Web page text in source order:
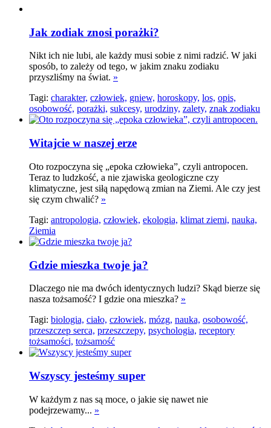
Jak zodiak znosi porażki?
Nikt ich nie lubi, ale każdy musi sobie z nimi radzić. W jaki
sposób, to zależy od tego, w jakim znaku zodiaku
przyszliśmy na świat. »
Tagi: charakter, człowiek, gniew, horoskopy, los, opis,
osobowość, porażki, sukcesy, urodziny, zalety, znak zodiaku
Witajcie w naszej erze
Oto rozpoczyna się „epoka człowieka”, czyli antropocen.
Teraz to ludzkość, a nie zjawiska geologiczne czy
klimatyczne, jest siłą napędową zmian na Ziemi. Ale czy jest
się czym chwalić? »
Tagi: antropologia, człowiek, ekologia, klimat ziemi, nauka,
Ziemia
Gdzie mieszka twoje ja?
Dlaczego nie ma dwóch identycznych ludzi? Skąd bierze się
nasza tożsamość? I gdzie ona mieszka? »
Tagi: biologia, ciało, człowiek, mózg, nauka, osobowość,
przeszczep serca, przeszczepy, psychologia, receptory
tożsamości, tożsamość
Wszyscy jesteśmy super
W każdym z nas są moce, o jakie się nawet nie
podejrzewamy... »